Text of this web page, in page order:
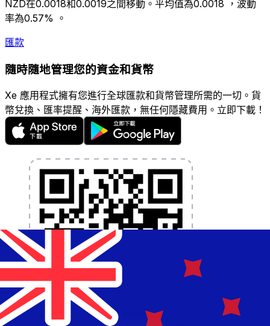
NZD在0.0018和0.0019之間移動。平均值為0.0018 ，波動
率為0.57% 。
匯款
隨時隨地管理您的資金和貨幣
Xe 應用程式擁有您進行全球匯款和貨幣管理所需的一切。貨
幣兌換、匯率提醒、海外匯款，無任何隱藏費用。立即下載！